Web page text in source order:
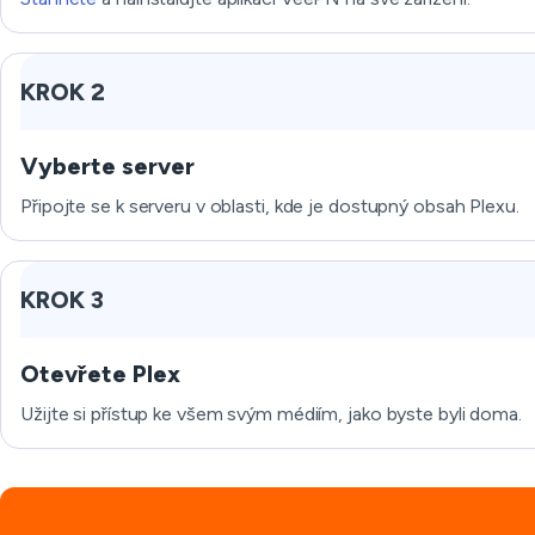
KROK 2
Vyberte server
Připojte se k serveru v oblasti, kde je dostupný obsah Plexu.
KROK 3
Otevřete Plex
Užijte si přístup ke všem svým médiím, jako byste byli doma.